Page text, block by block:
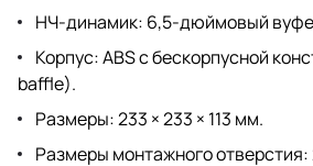
НЧ-динамик: 6,5-дюймовый
Корпус: ABS с бескорпусной
baffle).
Размеры: 233 × 233 × 113 мм.
Размеры монтажного отверстия: